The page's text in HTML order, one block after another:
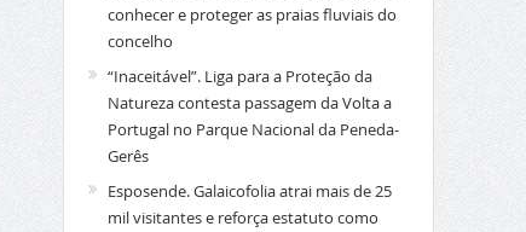
conhecer e proteger as praias fluviais do
concelho
“Inaceitável”. Liga para a Proteção da
Natureza contesta passagem da Volta a
Portugal no Parque Nacional da Peneda-
Gerês
Esposende. Galaicofolia atrai mais de 25
mil visitantes e reforça estatuto como